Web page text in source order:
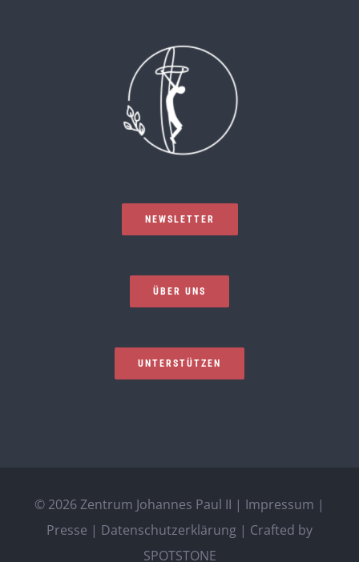
NEWSLETTER
ÜBER UNS
UNTERSTÜTZEN
© 2026 Zentrum Johannes Paul II | Impressum |
Presse | Datenschutzerklärung | Crafted by
SPOTSTONE